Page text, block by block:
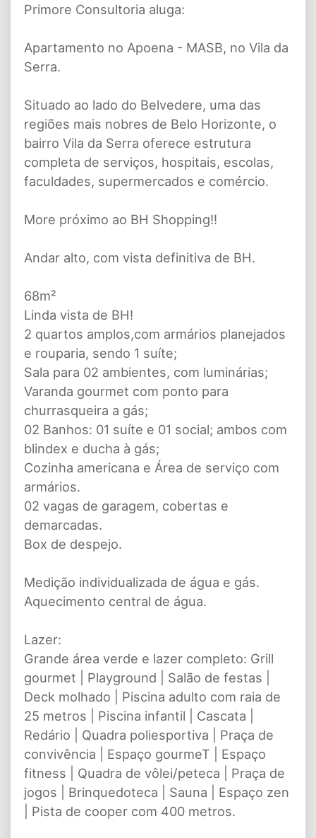
Primore Consultoria aluga:
Apartamento no Apoena - MASB, no Vila da
Serra.
Situado ao lado do Belvedere, uma das
regiões mais nobres de Belo Horizonte, o
bairro Vila da Serra oferece estrutura
completa de serviços, hospitais, escolas,
faculdades, supermercados e comércio.
More próximo ao BH Shopping!!
Andar alto, com vista definitiva de BH.
68m²
Linda vista de BH!
2 quartos amplos,com armários planejados
e rouparia, sendo 1 suíte;
Sala para 02 ambientes, com luminárias;
Varanda gourmet com ponto para
churrasqueira a gás;
02 Banhos: 01 suíte e 01 social; ambos com
blindex e ducha à gás;
Cozinha americana e Área de serviço com
armários.
02 vagas de garagem, cobertas e
demarcadas.
Box de despejo.
Medição individualizada de água e gás.
Aquecimento central de água.
Lazer:
Grande área verde e lazer completo: Grill
gourmet | Playground | Salão de festas |
Deck molhado | Piscina adulto com raia de
25 metros | Piscina infantil | Cascata |
Redário | Quadra poliesportiva | Praça de
convivência | Espaço gourmeT | Espaço
fitness | Quadra de vôlei/peteca | Praça de
jogos | Brinquedoteca | Sauna | Espaço zen
| Pista de cooper com 400 metros.